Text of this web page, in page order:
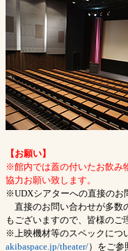
【お願い】
※館内では蓋の付いたお飲み
協力お願い致します。
※UDXシアターへの直接のお
直接のお問い合わせが多数
もございますので、皆様のご
※上映機材等のスペックにつ
akibaspace.jp/theater/）をご参